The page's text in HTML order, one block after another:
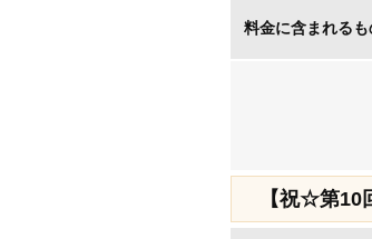
料金に含まれるも
【祝☆第10